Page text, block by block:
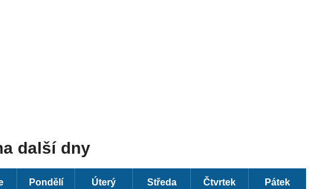
další dny
Pondělí Úterý Středa Čtvrtek Pátek